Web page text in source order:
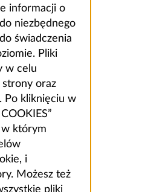
informacji o
niezbędnego
świadczenia
Pliki
w celu
strony oraz
Po kliknięciu w
którym
i
Możesz też
pliki